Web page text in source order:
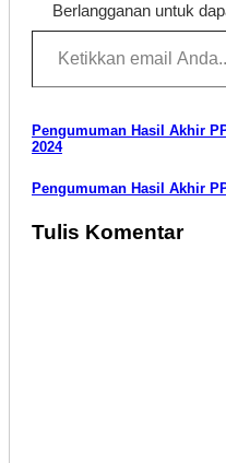
Berlangganan untuk
Ketikkan email Anda...
Navigasi
Pengumuman Hasil Akhir
2024
Pengumuman Hasil Akhir
Tulis Komentar